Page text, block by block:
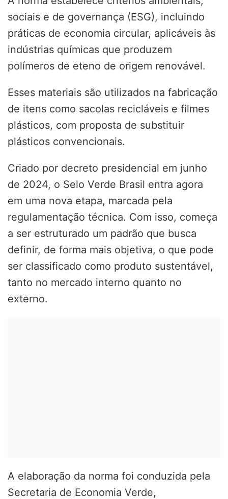
sociais e de governança (ESG), incluindo
práticas de economia circular, aplicáveis às
indústrias químicas que produzem
polímeros de eteno de origem renovável.
Esses materiais são utilizados na fabricação
de itens como sacolas recicláveis e filmes
plásticos, com proposta de substituir
plásticos convencionais.
Criado por decreto presidencial em junho
de 2024, o Selo Verde Brasil entra agora
em uma nova etapa, marcada pela
regulamentação técnica. Com isso, começa
a ser estruturado um padrão que busca
definir, de forma mais objetiva, o que pode
ser classificado como produto sustentável,
tanto no mercado interno quanto no
externo.
A elaboração da norma foi conduzida pela
Secretaria de Economia Verde,